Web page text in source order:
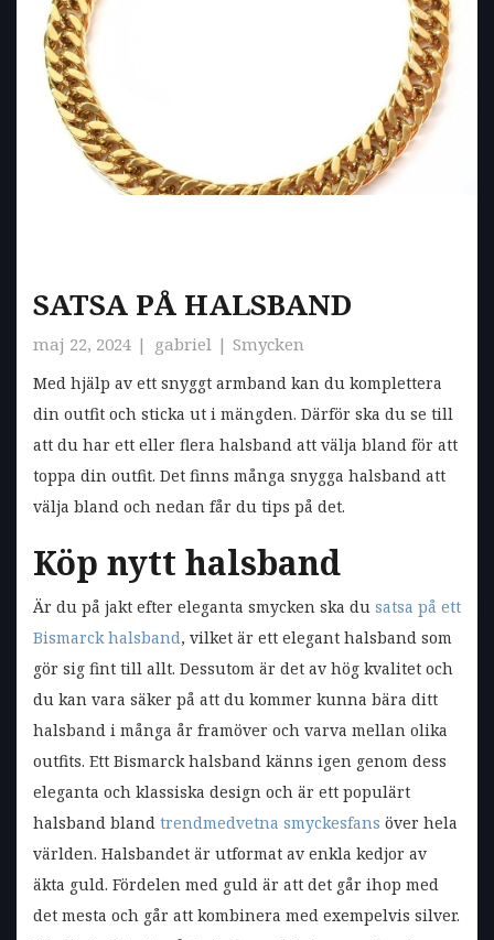
SATSA PÅ HALSBAND
maj 22, 2024 gabriel Smycken
Med hjälp av ett snyggt armband kan du komplettera
din outfit och sticka ut i mängden. Därför ska du se till
att du har ett eller flera halsband att välja bland för att
toppa din outfit. Det finns många snygga halsband att
välja bland och nedan får du tips på det.
Köp nytt halsband
Är du på jakt efter eleganta smycken ska du satsa på ett
Bismarck halsband, vilket är ett elegant halsband som
gör sig fint till allt. Dessutom är det av hög kvalitet och
du kan vara säker på att du kommer kunna bära ditt
halsband i många år framöver och varva mellan olika
outfits. Ett Bismarck halsband känns igen genom dess
eleganta och klassiska design och är ett populärt
halsband bland trendmedvetna smyckesfans över hela
världen. Halsbandet är utformat av enkla kedjor av
äkta guld. Fördelen med guld är att det går ihop med
det mesta och går att kombinera med exempelvis silver.